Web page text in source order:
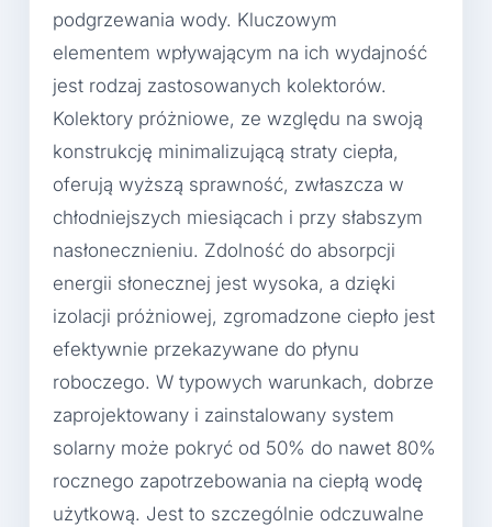
podgrzewania wody. Kluczowym
elementem wpływającym na ich wydajność
jest rodzaj zastosowanych kolektorów.
Kolektory próżniowe, ze względu na swoją
konstrukcję minimalizującą straty ciepła,
oferują wyższą sprawność, zwłaszcza w
chłodniejszych miesiącach i przy słabszym
nasłonecznieniu. Zdolność do absorpcji
energii słonecznej jest wysoka, a dzięki
izolacji próżniowej, zgromadzone ciepło jest
efektywnie przekazywane do płynu
roboczego. W typowych warunkach, dobrze
zaprojektowany i zainstalowany system
solarny może pokryć od 50% do nawet 80%
rocznego zapotrzebowania na ciepłą wodę
użytkową. Jest to szczególnie odczuwalne